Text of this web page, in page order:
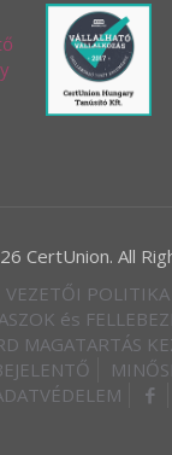
CertUnion. All
VEZETŐI POLITIKA
és
MAGATARTÁS